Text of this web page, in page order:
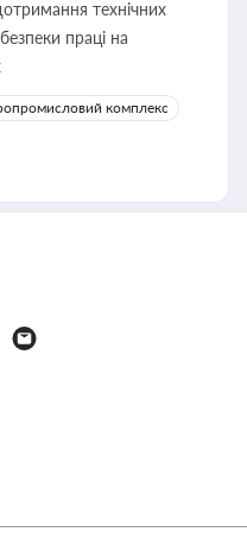
технічних
праці на
комплекс